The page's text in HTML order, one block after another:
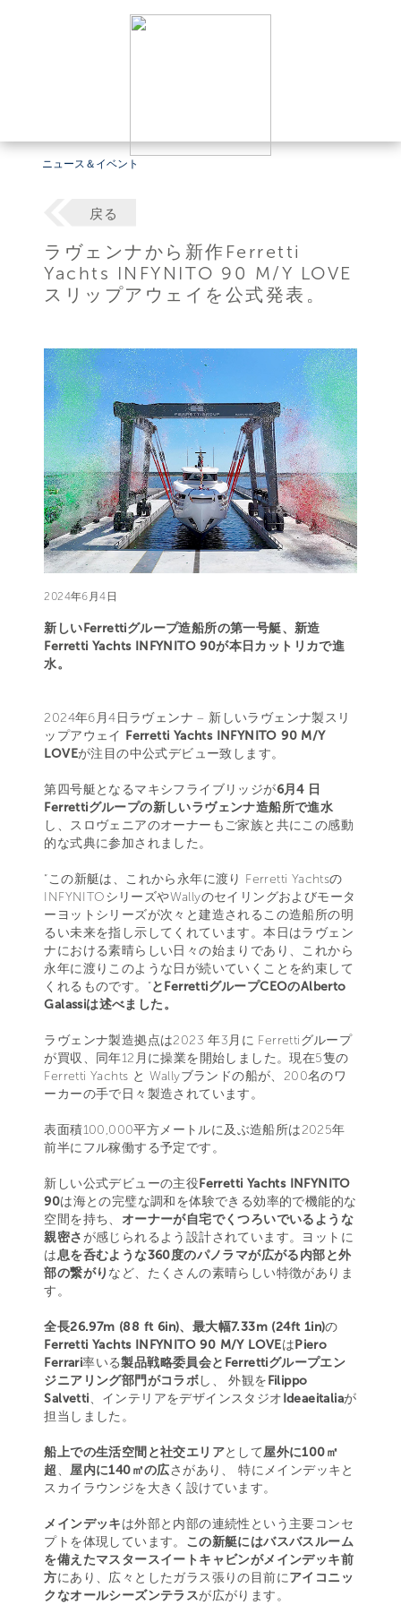
ニュース＆イベント
戻る
ラヴェンナから新作Ferretti
Yachts INFYNITO 90 M/Y LOVE
スリップアウェイを公式発表。
2024年6月4日
新しいFerrettiグループ造船所の第一号艇、新造
Ferretti Yachts INFYNITO 90が本日カットリカで進
水。
2024年6月4日ラヴェンナ – 新しいラヴェンナ製スリ
ップアウェイ Ferretti Yachts INFYNITO 90 M/Y
LOVEが注目の中公式デビュー致します。
第四号艇となるマキシフライブリッジが6月4 日
Ferrettiグループの新しいラヴェンナ造船所で進水
し、スロヴェニアのオーナーもご家族と共にこの感動
的な式典に参加されました。
“この新艇は、これから永年に渡り Ferretti Yachtsの
INFYNITOシリーズやWallyのセイリングおよびモータ
ーヨットシリーズが次々と建造されるこの造船所の明
るい未来を指し示してくれています。本日はラヴェン
ナにおける素晴らしい日々の始まりであり、これから
永年に渡りこのような日が続いていくことを約束して
くれるものです。”とFerrettiグループCEOのAlberto
Galassiは述べました。
ラヴェンナ製造拠点は2023 年3月に Ferrettiグループ
が買収、同年12月に操業を開始しました。現在5隻の
Ferretti Yachts と Wallyブランドの船が、200名のワ
ーカーの手で日々製造されています。
表面積100,000平方メートルに及ぶ造船所は2025年
前半にフル稼働する予定です。
新しい公式デビューの主役Ferretti Yachts INFYNITO
90は海との完璧な調和を体験できる効率的で機能的な
空間を持ち、 オーナーが自宅でくつろいでいるような
親密さ が感じられるよう設計されています。ヨットに
は息を呑むような360度のパノラマが広がる内部と外
部の繋がり など、たくさんの素晴らしい特徴がありま
す。
全長26.97m (88 ft 6in)、最大幅7.33m (24ft 1in)の
Ferretti Yachts INFYNITO 90 M/Y LOVEはPiero
Ferrari率いる製品戦略委員会とFerrettiグループエン
ジニアリング部門がコラボし、 外観をFilippo
Salvetti、インテリアをデザインスタジオIdeaeitaliaが
担当しました。
船上での生活空間と社交エリアとして屋外に100㎡
超、 屋内に140㎡の広さがあり、 特にメインデッキと
スカイラウンジを大きく設けています。
メインデッキは外部と内部の連続性という主要コンセ
プトを体現しています。 この新艇にはバスバスルーム
を備えたマスタースイートキャビンがメインデッキ前
方にあり、広々としたガラス張りの目前にアイコニッ
クなオールシーズンテラスが広がります。